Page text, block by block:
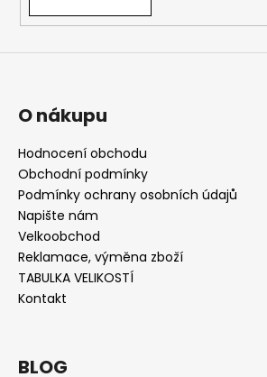
O nákupu
Hodnocení obchodu
Obchodní podmínky
Podmínky ochrany osobních údajů
Napište nám
Velkoobchod
Reklamace, výměna zboží
TABULKA VELIKOSTÍ
Kontakt
BLOG